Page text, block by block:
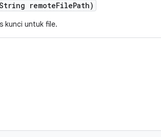
remoteFilePath)
kunci untuk file.